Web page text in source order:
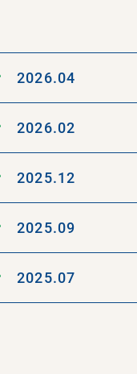
2026.04
2026.02
2025.12
2025.09
2025.07